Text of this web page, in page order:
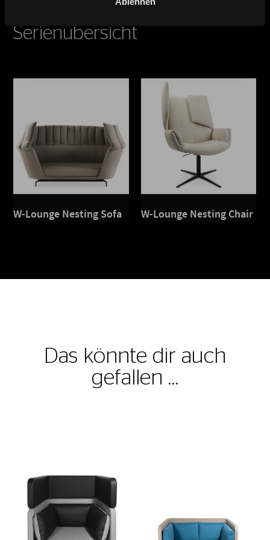
Serienübersicht
W-Lounge Nesting Sofa W-Lounge Nesting Chair
Das könnte dir auch
gefallen …